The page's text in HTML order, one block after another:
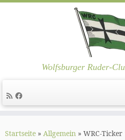
Inhalt
Wolfsburger Ruder-
Startseite » Allgemein » WRC-Ticker